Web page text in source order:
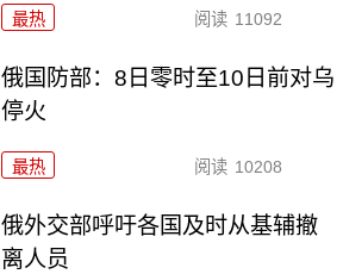
最热 阅读 11092
俄国防部：8日零时至10日前对乌
停火
最热 阅读 10208
俄外交部呼吁各国及时从基辅撤
离人员